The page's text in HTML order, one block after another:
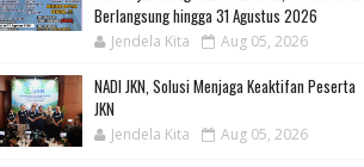
Berlangsung hingga 31 Agustus 2026
Jendela Kita Aug 05, 2026
NADI JKN, Solusi Menjaga Keaktifan Peserta
JKN
Jendela Kita Aug 05, 2026